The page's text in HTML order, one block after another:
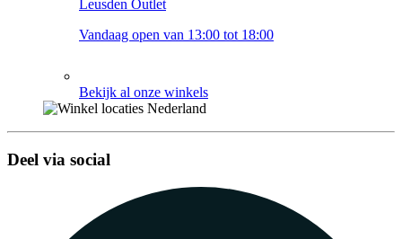
Leusden Outlet
Vandaag open van 13:00 tot 18:00
Bekijk al onze winkels
Deel via social